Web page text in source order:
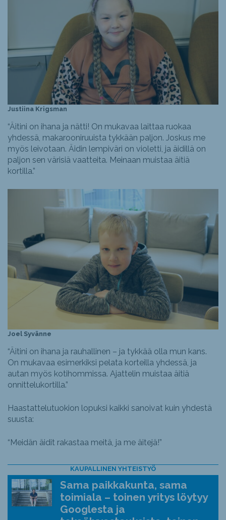
Justiina Krigsman
“Äitini on ihana ja nätti! On mukavaa laittaa ruokaa
yhdessä, makarooniruuista tykkään paljon. Joskus me
myös leivotaan. Äidin lempiväri on violetti, ja äidillä on
paljon sen värisiä vaatteita. Meinaan muistaa äitiä
kortilla.”
Joel Syvänne
“Äitini on ihana ja rauhallinen – ja tykkää olla mun kans.
On mukavaa esimerkiksi pelata korteilla yhdessä, ja
autan myös kotihommissa. Ajattelin muistaa äitiä
onnittelukortilla.”
Haastattelutuokion lopuksi kaikki sanoivat kuin yhdestä
suusta:
“Meidän äidit rakastaa meitä, ja me äitejä!”
KAUPALLINEN YHTEISTYÖ
Sama paikkakunta, sama
toimiala – toinen yritys löytyy
Googlesta ja